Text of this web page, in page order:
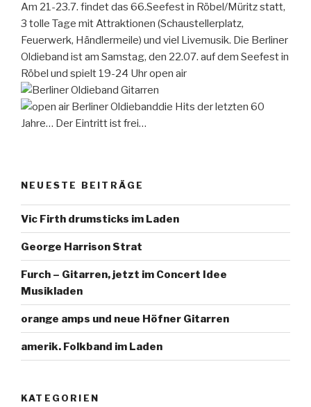
Am 21-23.7. findet das 66.Seefest in Röbel/Müritz statt,
3 tolle Tage mit Attraktionen (Schaustellerplatz,
Feuerwerk, Händlermeile) und viel Livemusik. Die Berliner
Oldieband ist am Samstag, den 22.07. auf dem Seefest in
Röbel und spielt 19-24 Uhr open air
die Hits der letzten 60
Jahre… Der Eintritt ist frei…
NEUESTE BEITRÄGE
Vic Firth drumsticks im Laden
George Harrison Strat
Furch – Gitarren, jetzt im Concert Idee
Musikladen
orange amps und neue Höfner Gitarren
amerik. Folkband im Laden
KATEGORIEN